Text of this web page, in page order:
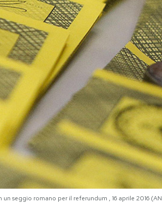
un seggio romano per il referundum , 16 aprile 2016